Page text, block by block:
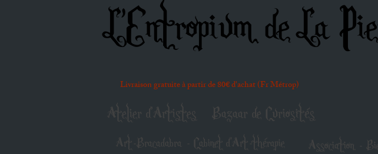
L'Entropium de La
Livraison gratuite à partir de 80€ d'achat (Fr Métrop)
Atelier d'Artistes Bazaar de Curiosités
Art-Bracadabra - Cabinet d'Art-thérapie Association -